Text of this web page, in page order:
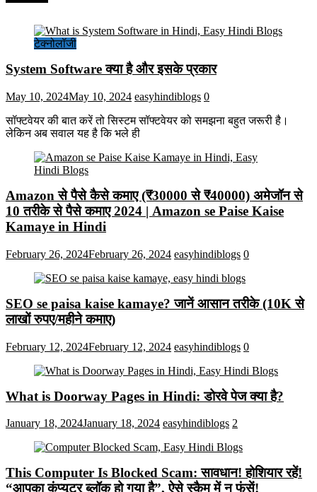
टेक्नोलॉजी
System Software क्या है और इसके प्रकार
May 10, 2024May 10, 2024 easyhindiblogs 0
सॉफ्टवेयर की बात करें तो सिस्टम सॉफ्टवेयर को समझना बहुत जरूरी है।
लेकिन अब सवाल यह है कि भले ही
Amazon से पैसे कैसे कमाए (₹30000 से ₹40000) अमेजॉन से
10 तरीके से पैसे कमाए 2024 | Amazon se Paise Kaise
Kamaye in Hindi
February 26, 2024February 26, 2024 easyhindiblogs 0
SEO se paisa kaise kamaye? जानें आसान तरीके (10K से
लाखों रुपए/महीने कमाए)
February 12, 2024February 12, 2024 easyhindiblogs 0
What is Doorway Pages in Hindi: डोरवे पेज क्या है?
January 18, 2024January 18, 2024 easyhindiblogs 2
This Computer Is Blocked Scam: सावधान! होशियार रहें!
“आपका कंप्यूटर ब्लॉक हो गया है”, ऐसे स्कैम में न फंसें!